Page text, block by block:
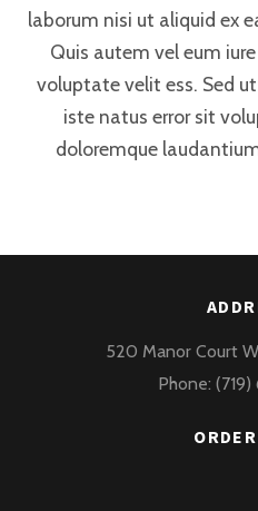
laborum nisi ut aliquid ex
Quis autem vel eum
voluptate velit ess. Sed
iste natus error sit
doloremque
520 Manor Court
Phone: